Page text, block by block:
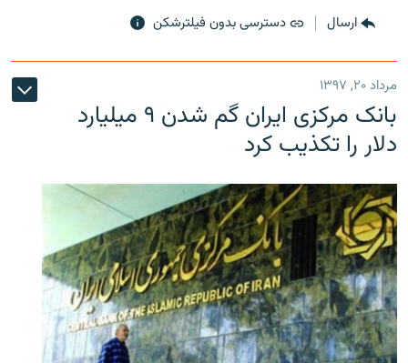
ارسال دسترسی بدون فیلترشکن
مرداد ۲۰, ۱۳۹۷
بانک مرکزی ایران گم شدن ۹ میلیارد
دلار را تکذیب کرد